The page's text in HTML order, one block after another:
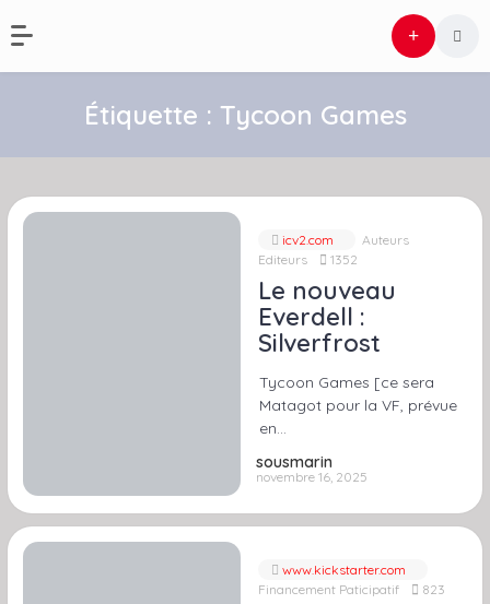
Étiquette : Tycoon Games
icv2.com
Auteurs
Editeurs
1352
Le nouveau
Everdell :
Silverfrost
Tycoon Games [ce sera
Matagot pour la VF, prévue
en…
sousmarin
novembre 16, 2025
www.kickstarter.com
Financement Paticipatif
823